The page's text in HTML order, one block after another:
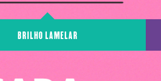
BRILHO LAMELAR